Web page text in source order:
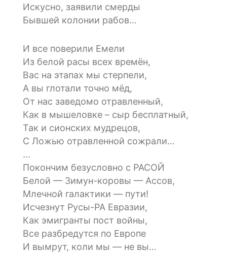
Искусно, заявили смерды
Бывшей колонии рабов…
И все поверили Емели
Из белой расы всех времён,
Вас на этапах мы стерпели,
А вы глотали точно мёд,
От нас заведомо отравленный,
Как в мышеловке – сыр бесплатный,
Так и сионских мудрецов,
С Ложью отравленной сожрали…
…
Покончим безусловно с РАСОЙ
Белой — Зимун-коровы — Ассов,
Млечной галактики — пути!
Исчезнут Русы-РА Евразии,
Как эмигранты пост войны,
Все разбредутся по Европе
И вымрут, коли мы — не вы…